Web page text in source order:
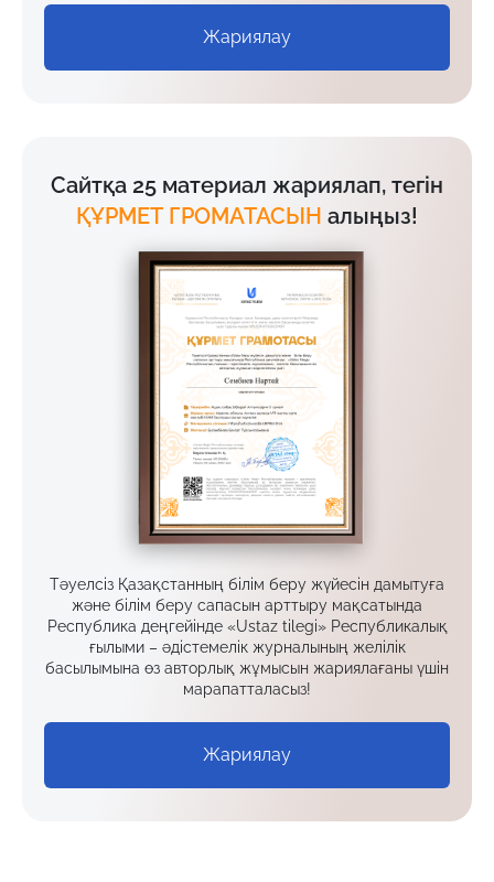
Жариялау
Сайтқа 25 материал жариялап, тегін
ҚҰРМЕТ ГРОМАТАСЫН алыңыз!
Тәуелсіз Қазақстанның білім беру жүйесін дамытуға
және білім беру сапасын арттыру мақсатында
Республика деңгейінде «Ustaz tilegi» Республикалық
ғылыми – әдістемелік журналының желілік
басылымына өз авторлық жұмысын жариялағаны үшін
марапатталасыз!
Жариялау